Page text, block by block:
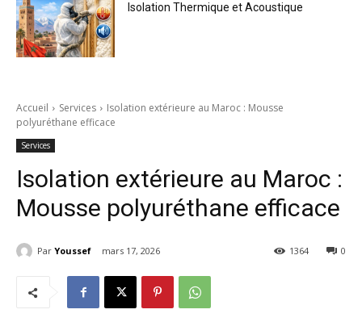
Isolation Thermique et Acoustique